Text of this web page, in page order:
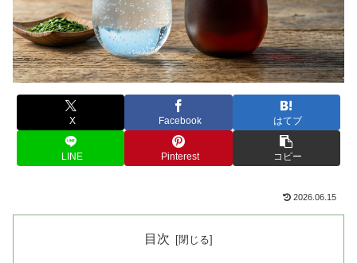
X Facebook はてブ
LINE Pinterest コピー
2026.06.15
目次